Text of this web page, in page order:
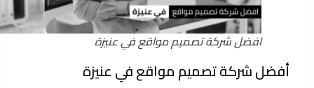
افضل شركة تصميم مواقع في عنيزة
أفضل شركة تصميم مواقع في عنيزة